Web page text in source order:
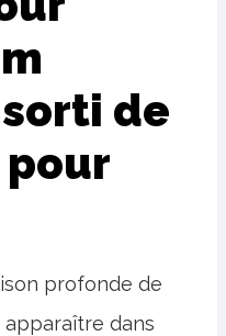
de
profonde de
dans